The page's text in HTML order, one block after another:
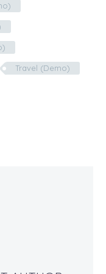
Travel (Demo)